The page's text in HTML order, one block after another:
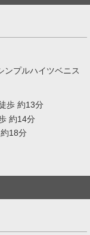
ンプルハイツベニス
歩 約13分
約14分
18分